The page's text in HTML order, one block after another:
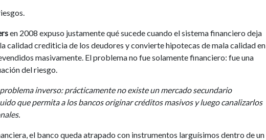
en 2008 expuso justamente qué sucede cuando el sistema financiero deja
calidad crediticia de los deudores y convierte hipotecas de mala calidad en
masivamente. El problema no fue solamente financiero: fue una
del riesgo.
inverso: prácticamente no existe un mercado secundario
que permita a los bancos originar créditos masivos y luego canalizarlos
el banco queda atrapado con instrumentos larguísimos dentro de un